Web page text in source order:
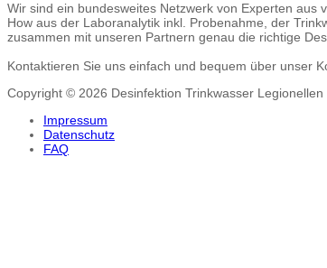
Wir sind ein bundesweites Netzwerk von Experten
How aus der Laboranalytik inkl. Probenahme, der
zusammen mit unseren Partnern genau die richtige
Kontaktieren Sie uns einfach und bequem über unser
Copyright © 2026 Desinfektion Trinkwasser Legionellen
Impressum
Datenschutz
FAQ